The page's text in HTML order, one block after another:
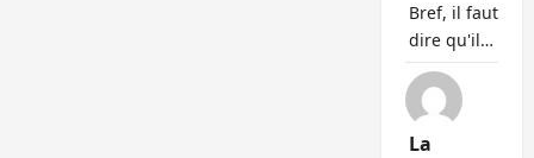
Bref, il faut
dire qu'il…
La